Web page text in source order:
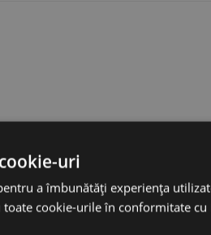
livrare nu este calculat automat. Vă
în funcție de specificul comenzii.
uri
a îmbunătăți experiența
cookie-urile în conformitate